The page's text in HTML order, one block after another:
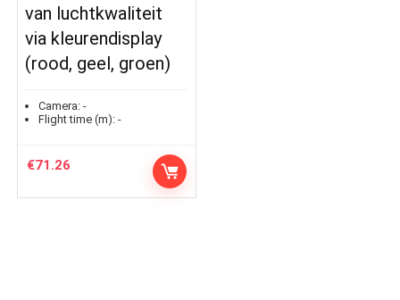
van luchtkwaliteit
via kleurendisplay
(rood, geel, groen)
Camera: -
Flight time (m): -
€71.26